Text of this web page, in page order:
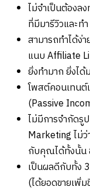
ไม่จำเป็นต้องล
ที่มีมารีวิวและท
สามารถทำได้ง่
แนบ Affiliate
ยิ่งทำมาก ยิ่งไ
โพสต์คอนเทนต์
(Passive
ไม่มีการจำกัดรู
Marketing ไม่
กับคุณได้ทั้งนั้น
เป็นผลดีกับทั้ง
(ได้ยอดขายเพิ่ม